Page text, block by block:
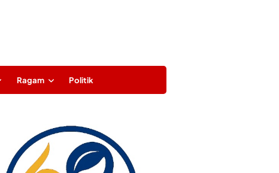
Ragam Politik